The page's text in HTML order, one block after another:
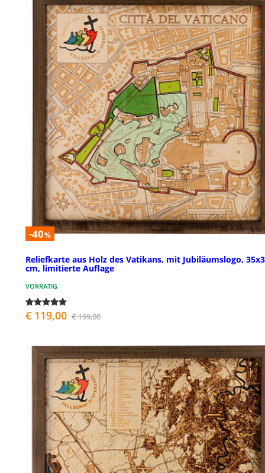
-40%
Reliefkarte aus Holz des Vatikans, mit Jubiläumslogo,
cm, limitierte Auflage
VORRÄTIG
€ 119,00 € 199,00